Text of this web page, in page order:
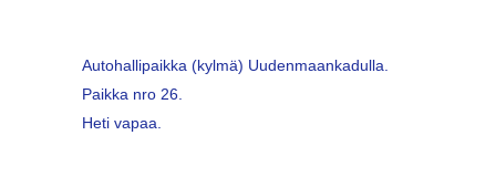
Autohallipaikka (kylmä) Uudenmaankadulla.
Paikka nro 26.
Heti vapaa.